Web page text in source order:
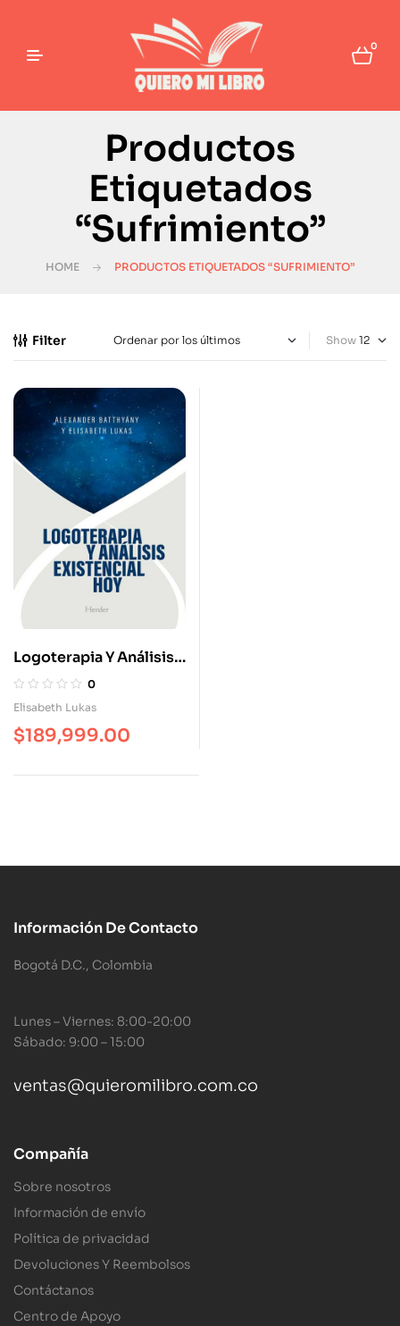
0
Productos
Etiquetados
“Sufrimiento”
HOME PRODUCTOS ETIQUETADOS “SUFRIMIENTO”
Filter Show
Logoterapia Y Análisis
Existencial Hoy
0
Elisabeth Lukas
$189,999.00
Información De Contacto
Bogotá D.C., Colombia
Lunes – Viernes: 8:00-20:00
Sábado: 9:00 – 15:00
ventas@quieromilibro.com.co
Compañía
Sobre nosotros
Información de envío
Política de privacidad
Devoluciones Y Reembolsos
Contáctanos
Centro de Apoyo